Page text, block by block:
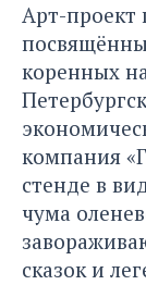
Арт-проект
коренных
компания
стенде в
чума
сказок и